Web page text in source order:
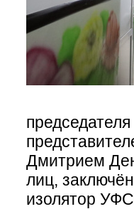
Дмитрием
лиц,
изолятор